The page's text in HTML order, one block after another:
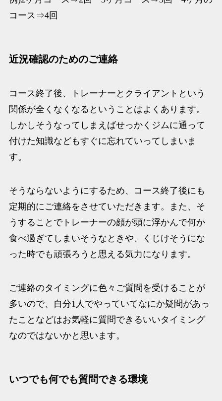
コース⇒4回
近況確認のためのご連絡
コース終了後、トレーナーとクライアントという
関係が全くなくなるということはよくあります。
しかしそうなってしまえばせっかくジムに通って
付けた知識などもすぐに忘れていってしまいま
す。
そうならないようにするため、コース終了後にも
定期的にご連絡をさせていただきます。また、そ
うすることでトレーナーの顔が頭に浮かんで何か
食べ過ぎてしまいそうなときや、くじけそうにな
った時でも頑張ろうと思える気力になります。
ご連絡のタイミングに色々ご質問を受けることが
多いので、自分1人でやっていてなにか疑問があっ
たことなどはお気軽に質問できるいいタイミング
なのではないかと思います。
いつでも何でも質問できる環境